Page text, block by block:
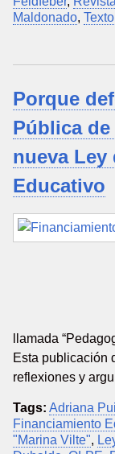
Maldonado, Texto
Porque
Pública
nueva Ley
Educativo
llamada
Esta publicación
reflexiones y
Tags: Adriana
Financiamiento
"Marina Vilte",